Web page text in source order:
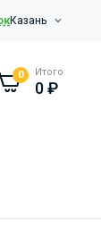
Казань
0 Итого
0₽